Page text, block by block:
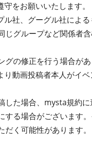
をお願いいたします。
社、グーグル社によ
グループなど関係者
グの修正を行う場合が
動画投稿者本人がイ
した場合、mysta規約
る場合がございます
く可能性があります。